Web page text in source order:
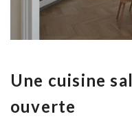
Une cuisine
ouverte